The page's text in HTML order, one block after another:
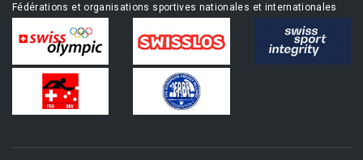
Fédérations et organisations sportives nationales et internationales